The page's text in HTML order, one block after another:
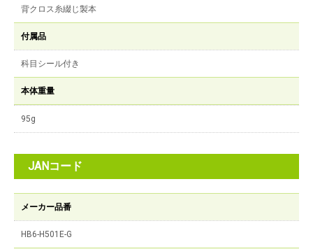
背クロス糸綴じ製本
付属品
科目シール付き
本体重量
95g
JANコード
メーカー品番
HB6-H501E-G